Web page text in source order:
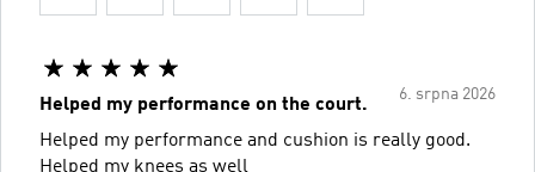
6. srpna 2026
Helped my performance on the court.
Helped my performance and cushion is really good.
Helped my knees as well